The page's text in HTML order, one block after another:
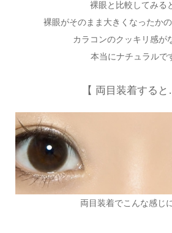
裸眼と比較してみる
裸眼がそのまま大きくなったか
カラコンのクッキリ感が
本当にナチュラルで
【 両目装着すると
両目装着でこんな感じ